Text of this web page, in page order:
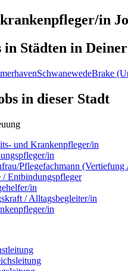
in
in Städten in
SchwanewedeBrake
in dieser Stadt
und Krankenpfleger/in
in
Pflegefachmann
/ Entbindungspfleger
in
/ Alltagsbegleiter/in
in